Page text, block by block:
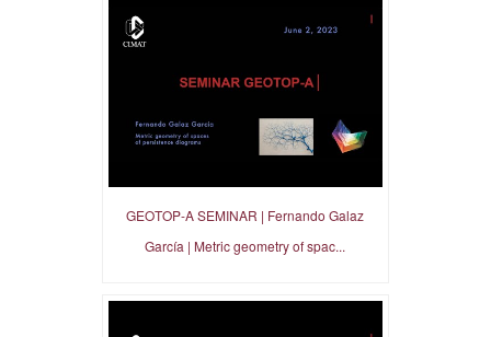
GEOTOP-A SEMINAR | Fernando Galaz
García | Metric geometry of spac...